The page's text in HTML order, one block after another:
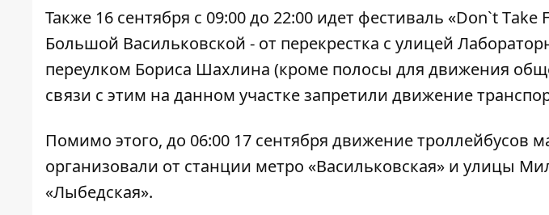
Также 16 сентября с 09:00 до 22:00 идет фестиваль «Don`t Тake
Большой Васильковской - от перекрестка с улицей
переулком Бориса Шахлина (кроме полосы для движения
связи с этим на данном участке запретили движение
Помимо этого, до 06:00 17 сентября движение троллейбусов
организовали от станции метро «Васильковская» и улицы
«Лыбедская».